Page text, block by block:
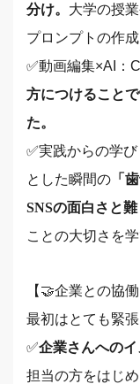
分け。 大学の授
プロンプトの作
✅️動画編集×AI：
方につけること
た。
✅️実践からの学
とした瞬間の 「
SNSの面白さと難
ことの大切さを学
【🤝企業との協
最初はとても緊
✅️企業さんへの
担当の方をはじ